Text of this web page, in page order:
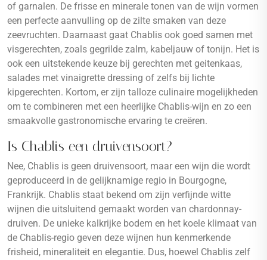
of garnalen. De frisse en minerale tonen van de wijn vormen
een perfecte aanvulling op de zilte smaken van deze
zeevruchten. Daarnaast gaat Chablis ook goed samen met
visgerechten, zoals gegrilde zalm, kabeljauw of tonijn. Het is
ook een uitstekende keuze bij gerechten met geitenkaas,
salades met vinaigrette dressing of zelfs bij lichte
kipgerechten. Kortom, er zijn talloze culinaire mogelijkheden
om te combineren met een heerlijke Chablis-wijn en zo een
smaakvolle gastronomische ervaring te creëren.
Is Chablis een druivensoort?
Nee, Chablis is geen druivensoort, maar een wijn die wordt
geproduceerd in de gelijknamige regio in Bourgogne,
Frankrijk. Chablis staat bekend om zijn verfijnde witte
wijnen die uitsluitend gemaakt worden van chardonnay-
druiven. De unieke kalkrijke bodem en het koele klimaat van
de Chablis-regio geven deze wijnen hun kenmerkende
frisheid, mineraliteit en elegantie. Dus, hoewel Chablis zelf